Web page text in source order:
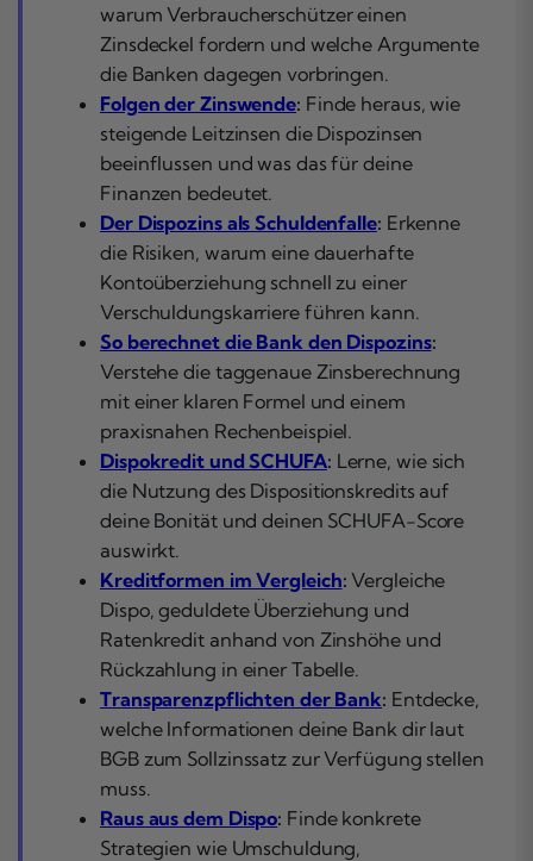
warum Verbraucherschützer einen
Zinsdeckel fordern und welche Argumente
die Banken dagegen vorbringen.
Folgen der Zinswende: Finde heraus, wie
steigende Leitzinsen die Dispozinsen
beeinflussen und was das für deine
Finanzen bedeutet.
Der Dispozins als Schuldenfalle: Erkenne
die Risiken, warum eine dauerhafte
Kontoüberziehung schnell zu einer
Verschuldungskarriere führen kann.
So berechnet die Bank den Dispozins:
Verstehe die taggenaue Zinsberechnung
mit einer klaren Formel und einem
praxisnahen Rechenbeispiel.
Dispokredit und SCHUFA: Lerne, wie sich
die Nutzung des Dispositionskredits auf
deine Bonität und deinen SCHUFA-Score
auswirkt.
Kreditformen im Vergleich: Vergleiche
Dispo, geduldete Überziehung und
Ratenkredit anhand von Zinshöhe und
Rückzahlung in einer Tabelle.
Transparenzpflichten der Bank: Entdecke,
welche Informationen deine Bank dir laut
BGB zum Sollzinssatz zur Verfügung stellen
muss.
Raus aus dem Dispo: Finde konkrete
Strategien wie Umschuldung,